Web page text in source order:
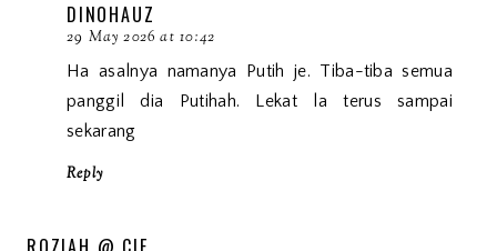
DINOHAUZ
29 May 2026 at 10:42
Ha asalnya namanya Putih je. Tiba-tiba semua
panggil dia Putihah. Lekat la terus sampai
sekarang
Reply